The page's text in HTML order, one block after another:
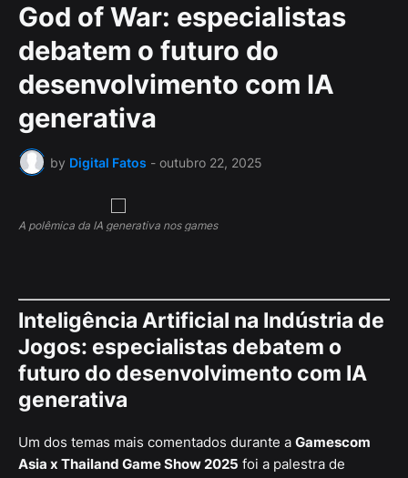
God of War: especialistas
debatem o futuro do
desenvolvimento com IA
generativa
by Digital Fatos - outubro 22, 2025
A polêmica da IA generativa nos games
Inteligência Artificial na Indústria de
Jogos: especialistas debatem o
futuro do desenvolvimento com IA
generativa
Um dos temas mais comentados durante a Gamescom
Asia x Thailand Game Show 2025 foi a palestra de